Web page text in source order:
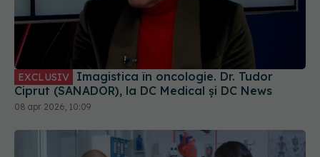
EXCLUSIV
Ciprut (SANADOR), la DC Medical și DC News
08 apr 2026, 10:09